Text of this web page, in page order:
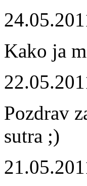
Kako ja
Pozdrav
sutra ;)